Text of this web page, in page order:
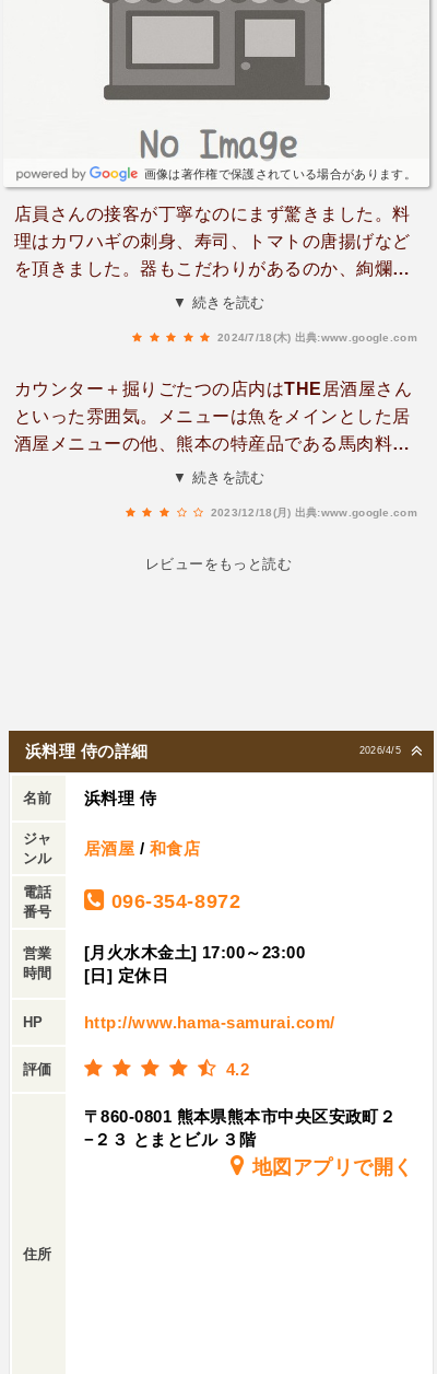
画像は著作権で保護されている場合があります。
店員さんの接客が丁寧なのにまず驚きました。料
理はカワハギの刺身、寿司、トマトの唐揚げなど
を頂きました。器もこだわりがあるのか、絢爛で
す。刺身は、カワハギの肝も一緒に出てきます✨
周辺の居酒屋では、少し高級の部類なのか若い層
が少なく、普通の席も半個室になっており、落ち
着いて会話も楽しめました。また利用したいと思
▼ 続きを読む
2024/7/18(木) 出典:www.google.com
カウンター＋掘りごたつの店内はTHE居酒屋さん
といった雰囲気。メニューは魚をメインとした居
酒屋メニューの他、熊本の特産品である馬肉料理
や天草大王を使用したメニューなども。注文は今
ないが、強いていうなら微妙」という個人の感
ると躊躇してしまう。メディアで取り上げられた
という名物の「トマトのてんぷら」も中心が冷た
いし、皮はぎの薄造りはたしかに薄いが身質が柔
れぞれ少しずつ違和感を感じるんだよね、、、、
遅くまで営業してくれているのは嬉しいが、再訪
はないかな。
▼ 続きを読む
2023/12/18(月) 出典:www.google.com
レビューをもっと読む
2026/4/5
浜料理 侍の詳細
名前 浜料理 侍
ジャ
ンル
居酒屋 / 和食店
電話
番号
096-354-8972
営業
時間
[月火水木金土] 17:00～23:00
[日] 定休日
HP http://www.hama-samurai.com/
評価 4.2
住所
〒860-0801 熊本県熊本市中央区安政町２
−２３ とまとビル ３階
地図アプリで開く